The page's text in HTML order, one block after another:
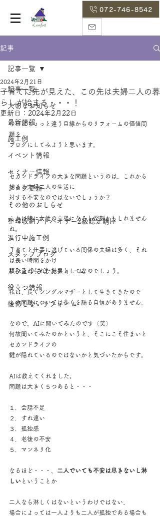
072-746-8542
記事
記事一覧
大切なお知らせ
最新情報
施工例
イベント情報
セミナー情報
ブログ更新
その他のおしらせ
整理収納アドバイザー2級認定講座
進行中施工例
スタッフブログ
おひとりさまリフォーム
役立つ情報
後悔しないリフォーム
記事一覧
子育てに先が見えた、この先は夫婦二人の暮
らしが始まる・・・！
2024年2月21日
更新日： 2024年2月22日
今日はちょっと違う目線からのリフォームの価値問
題を
ブログにしてみようと思います。
セカンドライフの大きな問題というのは、これから
始まる夫婦二人の生活に
対する不安なのではないでしょうか？
これは特に女性の立場になると深刻かもしれません
ね。
子育てと仕事に逃げている関係の夫婦は多く、それ
は長い時間をかけ
積み重ねられた結果としてなのでしょう。
私は、長くシングルマザーとして生きてきたので
この問題については多くを語る自信がありません。
なので、AIに聞いてみたのです（笑）
何故聞いてみたのかというと、そこにこそ住まいと
セカンドライフの
鍵が隠れているのではないかと気づいたからです。
AIは教えてくれました。
問題は大きく５つあると・・・
１．会話不足
２．すれ違い
３．孤独感
４．老後の不安
５．マンネリ化
なるほど・・・、 二人でいても不安は尽きないし淋
しい ということか
二人なら淋しくはないというわけではない、
場合によっては一人よりも二人が孤独である場合も